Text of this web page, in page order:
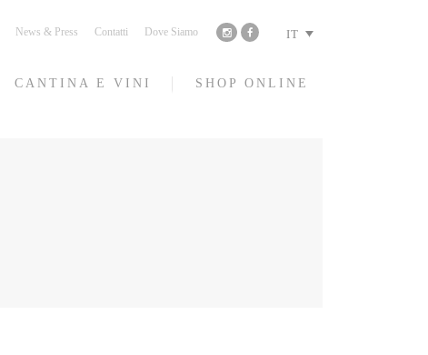
IT
News & Press Contatti Dove Siamo
CANTINA E VINI SHOP ONLINE